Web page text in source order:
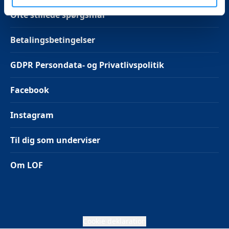
Ofte stillede spørgsmål
Betalingsbetingelser
GDPR Persondata- og Privatlivspolitik
Facebook
Instagram
Til dig som underviser
Om LOF